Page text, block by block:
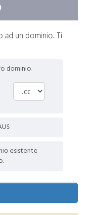
un dominio. Ti
dominio.
esistente